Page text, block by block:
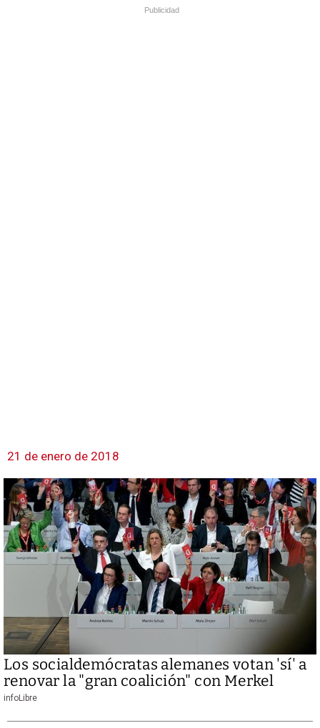
Publicidad
21 de enero de 2018
Los socialdemócratas alemanes votan 'sí' a
renovar la "gran coalición" con Merkel
infoLibre